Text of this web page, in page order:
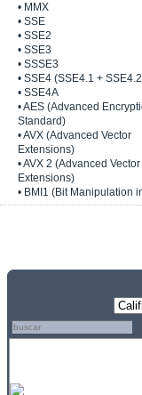
• MMX
• SSE
• SSE2
• SSE3
• SSSE3
• SSE4 (SSE4.1 +
• SSE4A
• AES (Advanced
Standard)
• AVX (Advanced Vector
Extensions)
• AVX 2 (Advanced Vector
Extensions)
• BMI1 (Bit Manipulation